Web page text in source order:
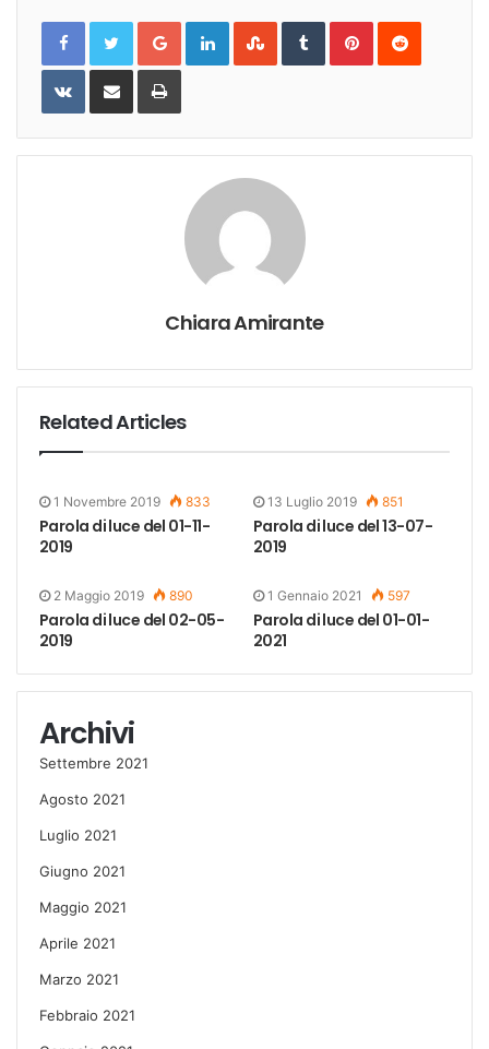
Google+LinkedInStumbleUpon
TumblrPinterestReddit
VKontakteShare
Email
Print
Chiara Amirante
Related Articles
1 Novembre 2019 833
Parola di luce del 01-11-
2019
13 Luglio 2019 851
Parola di luce del 13-07-
2019
2 Maggio 2019 890
Parola di luce del 02-05-
2019
1 Gennaio 2021 597
Parola di luce del 01-01-
2021
Archivi
Settembre 2021
Agosto 2021
Luglio 2021
Giugno 2021
Maggio 2021
Aprile 2021
Marzo 2021
Febbraio 2021